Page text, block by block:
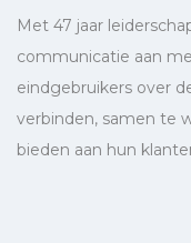
Met 47 jaar
communicatie aan
eindgebruikers over
verbinden, samen te
bieden aan hun